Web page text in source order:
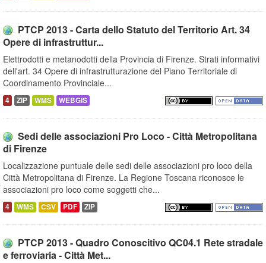
PTCP 2013 - Carta dello Statuto del Territorio Art. 34
Opere di infrastruttur...
Elettrodotti e metanodotti della Provincia di Firenze. Strati informativi
dell'art. 34 Opere di infrastrutturazione del Piano Territoriale di
Coordinamento Provinciale...
4 ZIP WMS WEBGIS
Sedi delle associazioni Pro Loco - Città Metropolitana
di Firenze
Localizzazione puntuale delle sedi delle associazioni pro loco della
Città Metropolitana di Firenze. La Regione Toscana riconosce le
associazioni pro loco come soggetti che...
4 WMS CSV PDF ZIP
PTCP 2013 - Quadro Conoscitivo QC04.1 Rete stradale
e ferroviaria - Città Met...